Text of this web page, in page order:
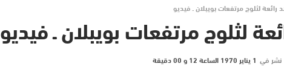
لثلوج مرتفعات بويبلان ـ فيديو
لثلوج مرتفعات بويبلان ـ فيديو
نشر في 1 يناير 1970 الساعة 12 و 00 دقيقة